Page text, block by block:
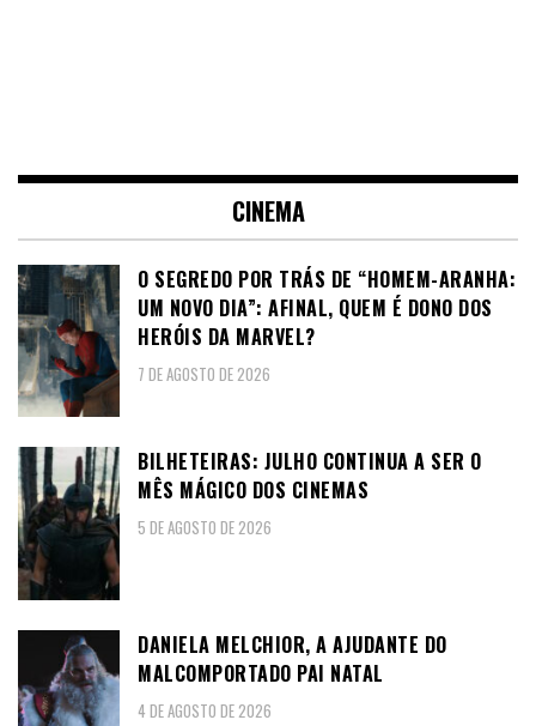
CINEMA
O SEGREDO POR TRÁS DE “HOMEM-ARANHA:
UM NOVO DIA”: AFINAL, QUEM É DONO DOS
HERÓIS DA MARVEL?
7 DE AGOSTO DE 2026
BILHETEIRAS: JULHO CONTINUA A SER O
MÊS MÁGICO DOS CINEMAS
5 DE AGOSTO DE 2026
DANIELA MELCHIOR, A AJUDANTE DO
MALCOMPORTADO PAI NATAL
4 DE AGOSTO DE 2026